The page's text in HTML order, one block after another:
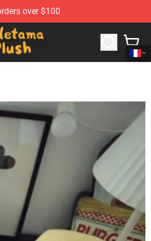
over $100
Best Store of Gudetama